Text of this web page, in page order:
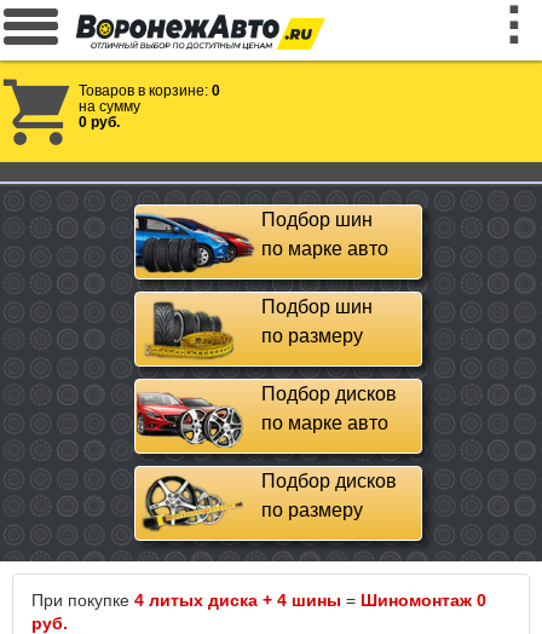
Товаров в корзине: 0
на сумму
0 руб.
Подбор шин
по марке авто
Подбор шин
по размеру
Подбор дисков
по марке авто
Подбор дисков
по размеру
При покупке 4 литых диска + 4 шины = Шиномонтаж 0
руб.